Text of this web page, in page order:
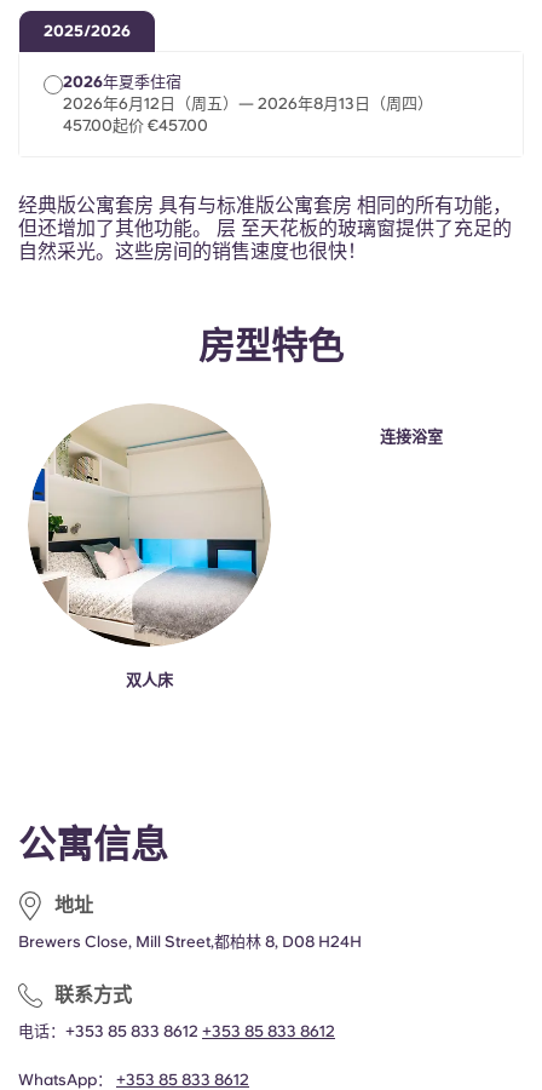
Italian
Portuguese
公寓信息
地址
Brewers Close, Mill Street,都柏林 8, D08 H24H
联系方式
电话：+353 85 833 8612 +353 85 833 8612
WhatsApp： +353 85 833 8612
2025/2026
2026年夏季住宿
2026年6月12日（周五）— 2026年8月13日（周四）
457.00起价 €457.00
经典版公寓套房 具有与标准版公寓套房 相同的所有功能，
但还增加了其他功能。 层 至天花板的玻璃窗提供了充足的
自然采光。这些房间的销售速度也很快！
房型特色
双人床
连接浴室